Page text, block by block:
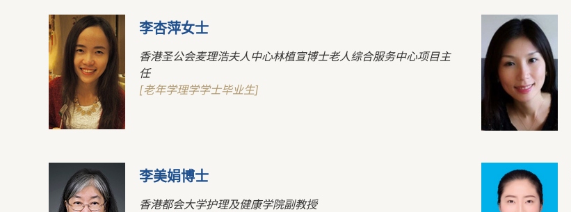
李杏萍女士
香港圣公会麦理浩夫人中心林植宣博士老人综合服务中心项目主
任
[老年学理学学士毕业生]
李美娟博士
香港都会大学护理及健康学院副教授